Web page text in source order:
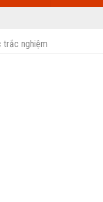
trắc nghiệm